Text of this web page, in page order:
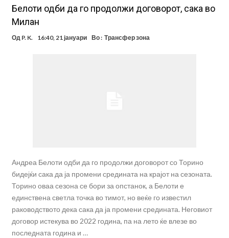
Белоти одби да го продолжи договорот, сака во
Милан
Од P. K. 16:40, 21 јануари Во : Трансфер зона
Андреа Белоти одби да го продолжи договорот со Торино
бидејќи сака да ја промени средината на крајот на сезоната.
Торино оваа сезона се бори за опстанок, а Белоти е
единствена светла точка во тимот, но веќе го известил
раководството дека сака да ја промени средината. Неговиот
договор истекува во 2022 година, па на лето ќе влезе во
последната година и …